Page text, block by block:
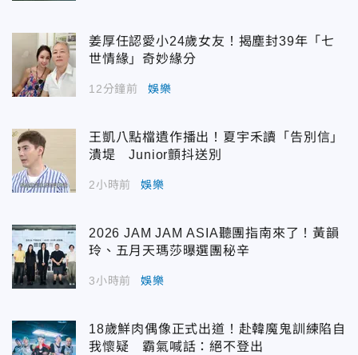
姜厚任認愛小24歲女友！揭塵封39年「七
世情緣」奇妙緣分
12分鐘前 娛樂
王凱八點檔遺作播出！夏宇禾讀「告別信」
潰堤 Junior顫抖送別
2小時前 娛樂
2026 JAM JAM ASIA聽團指南來了！黃韻
玲、五月天瑪莎曝選團秘辛
3小時前 娛樂
18歲鮮肉偶像正式出道！赴韓魔鬼訓練陷自
我懷疑 霸氣喊話：絕不登出